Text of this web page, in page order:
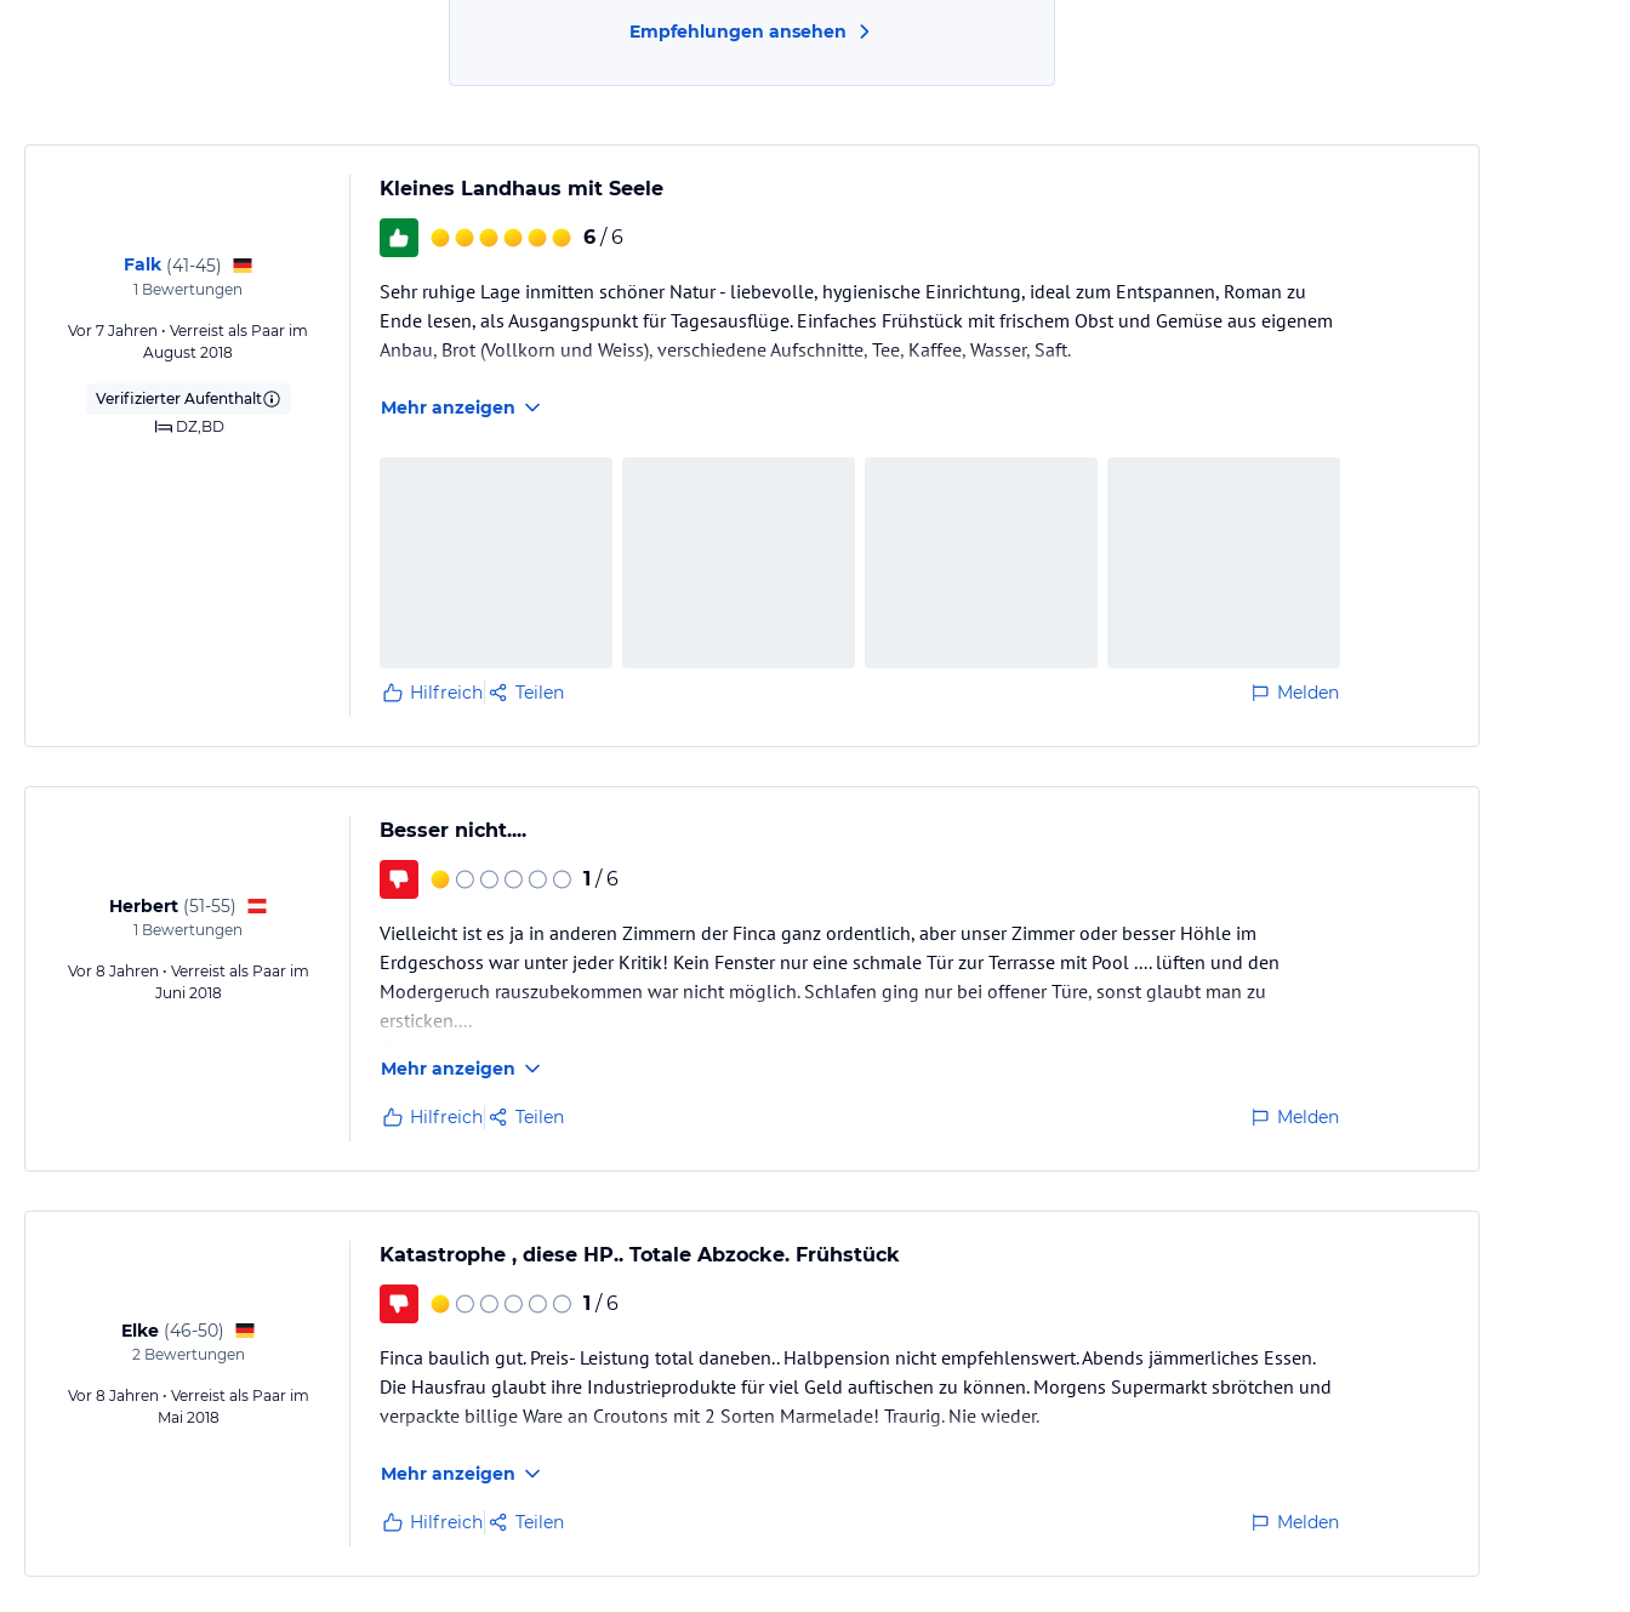
Empfehlungen ansehen
Falk (41-45)
1 Bewertungen
Vor 7 Jahren • Verreist als Paar im
August 2018
Verifizierter Aufenthalt
DZ,BD
Kleines Landhaus mit Seele
6 / 6
Sehr ruhige Lage inmitten schöner Natur - liebevolle, hygienische Einrichtung, ideal zum Entspannen, Roman zu
Ende lesen, als Ausgangspunkt für Tagesausflüge. Einfaches Frühstück mit frischem Obst und Gemüse aus eigenem
Anbau, Brot (Vollkorn und Weiss), verschiedene Aufschnitte, Tee, Kaffee, Wasser, Saft.
Mehr anzeigen
Hilfreich Teilen Melden
Herbert (51-55)
1 Bewertungen
Vor 8 Jahren • Verreist als Paar im
Juni 2018
Besser nicht....
1 / 6
Vielleicht ist es ja in anderen Zimmern der Finca ganz ordentlich, aber unser Zimmer oder besser Höhle im
Erdgeschoss war unter jeder Kritik! Kein Fenster nur eine schmale Tür zur Terrasse mit Pool .... lüften und den
Modergeruch rauszubekommen war nicht möglich. Schlafen ging nur bei offener Türe, sonst glaubt man zu
ersticken....
Wenn man, wie die Gäste über uns ein Appartement hat, mit Küche und so ist man fein raus!
Wir mussten…
Mehr anzeigen
Hilfreich Teilen Melden
Elke (46-50)
2 Bewertungen
Vor 8 Jahren • Verreist als Paar im
Mai 2018
Katastrophe , diese HP.. Totale Abzocke. Frühstück
1 / 6
Finca baulich gut. Preis- Leistung total daneben.. Halbpension nicht empfehlenswert. Abends jämmerliches Essen.
Die Hausfrau glaubt ihre Industrieprodukte für viel Geld auftischen zu können. Morgens Supermarkt sbrötchen und
verpackte billige Ware an Croutons mit 2 Sorten Marmelade! Traurig. Nie wieder.
Mehr anzeigen
Hilfreich Teilen Melden